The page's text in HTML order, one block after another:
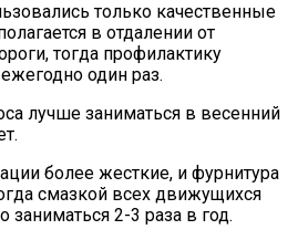
только качественные
в отдалении от
тогда профилактику
один раз.
лучше заниматься в весенний
более жесткие, и фурнитура
смазкой всех движущихся
заниматься 2-3 раза в год.